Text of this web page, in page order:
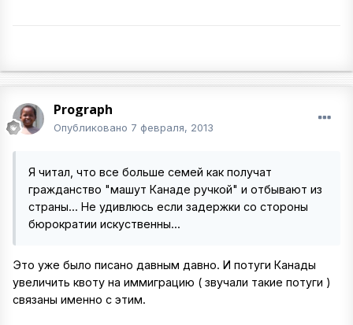
Prograph
Опубликовано 7 февраля, 2013
Я читал, что все больше семей как получат
гражданство "машут Канаде ручкой" и отбывают из
страны... Не удивлюсь если задержки со стороны
бюрократии искуственны...
Это уже было писано давным давно. И потуги Канады
увеличить квоту на иммиграцию ( звучали такие потуги )
связаны именно с этим.